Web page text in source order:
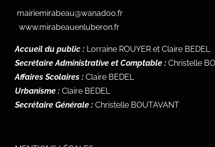
mairiemirabeau@wanadoo.fr
www.mirabeauenluberon.fr
Accueil du public : Lorraine ROUYER et Claire BEDEL
Secrétaire Administrative et Comptable : Christelle
Affaires Scolaires : Claire BEDEL
Urbanisme : Claire BEDEL
Secrétaire Générale : Christelle BOUTAVANT